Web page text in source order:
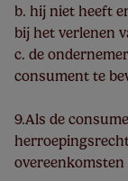
b. hij niet heeft
bij het verlenen
c. de
consument te
9.Als de